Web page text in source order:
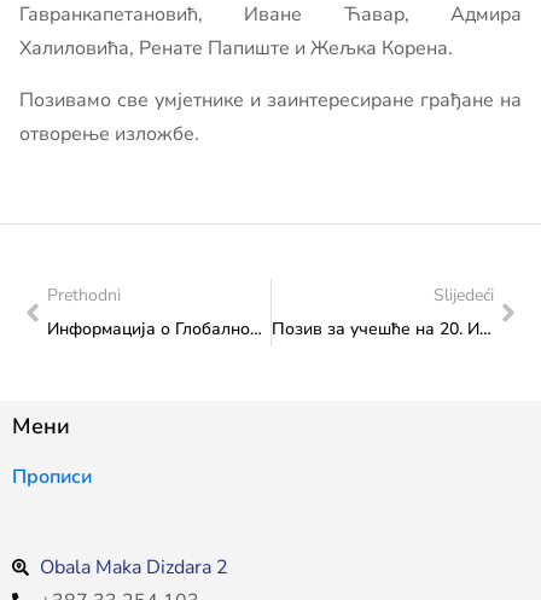
Гавранкапетановић, Иване Ћавар, Адмира
Халиловића, Ренате Папиште и Жељка Корена.
Позивамо све умјетнике и заинтересиране грађане на
отворење изложбе.
Prethodni
Информација о Глобалном сајму Соурцеx Индиа 2024
Slijedeći
Позив за учешће на 20. Интернационалном Фолк Фесту 2024 у Сардинији, Италија
Мени
Прописи
Obala Maka Dizdara 2